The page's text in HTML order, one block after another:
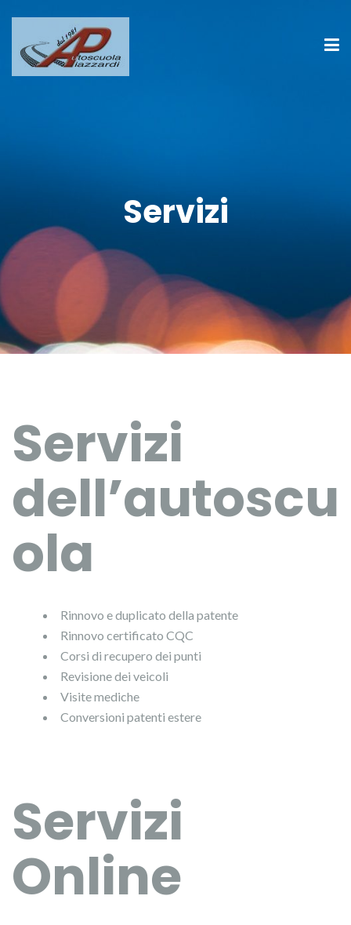
Servizi
Servizi
dell’autoscu
ola
Rinnovo e duplicato della patente
Rinnovo certificato CQC
Corsi di recupero dei punti
Revisione dei veicoli
Visite mediche
Conversioni patenti estere
Servizi
Online